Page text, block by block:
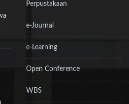
Perpustakaan
e-Journal
e-Learning
Open Conference
WBS